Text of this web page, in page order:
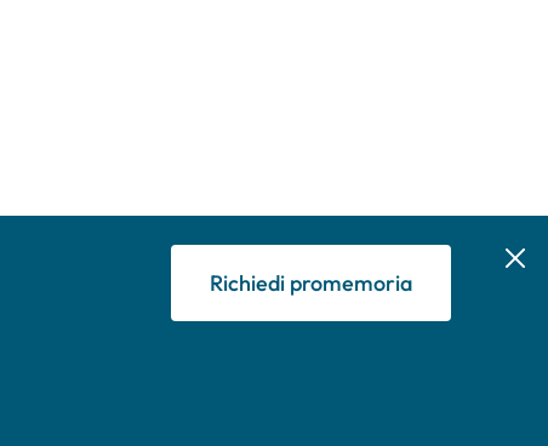
Richiedi promemoria